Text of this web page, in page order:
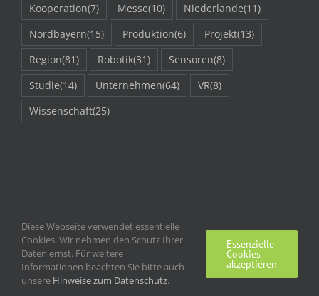
Kooperation(7) Messe(10) Niederlande(11)
Nordbayern(15) Produktion(6) Projekt(13)
Region(81) Robotik(31) Sensoren(8)
Studie(14) Unternehmen(64) VR(8)
Wissenschaft(25)
Impressum | Kontakt
Diese Webseite verwendet essentielle
Cookies. Wir nehmen den Schutz Ihrer
Daten ernst. Für weitere
Informationen beachten Sie bitte auch
unsere Hinweise zum Datenschutz.
Essenzielle
Cookies
akzeptieren